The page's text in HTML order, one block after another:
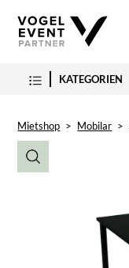
KATEGORIEN
Mietshop > Mobilar >